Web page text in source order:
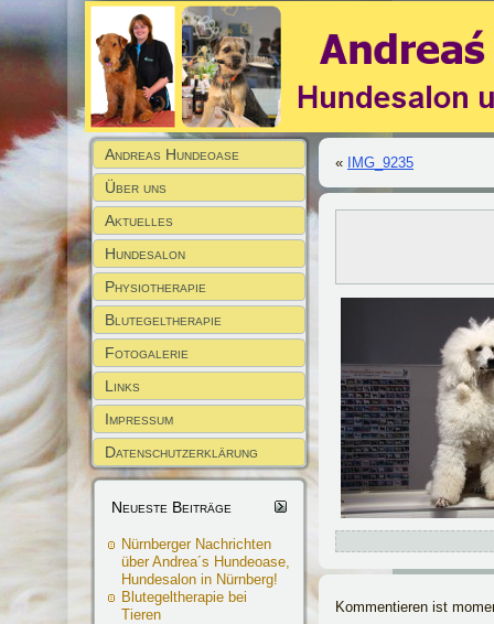
Andreas Hundeoase
Über uns
Aktuelles
Hundesalon
Physiotherapie
Blutegeltherapie
Fotogalerie
Links
Impressum
Datenschutzerklärung
Neueste Beiträge
Nürnberger Nachrichten
über Andrea´s Hundeoase,
Hundesalon in Nürnberg!
Blutegeltherapie bei
Tieren
« IMG_9235
Kommentieren ist